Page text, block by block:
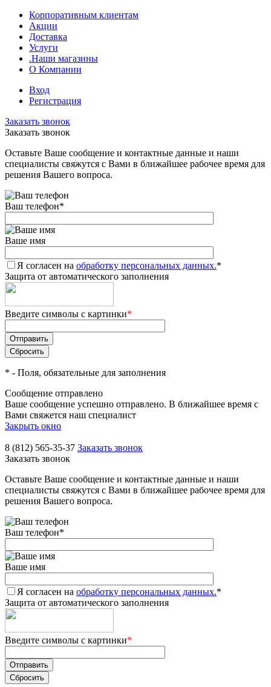
Корпоративным клиентам
Акции
Доставка
Услуги
.Наши магазины
О Компании
Вход
Регистрация
Заказать звонок
Заказать звонок
Оставьте Ваше сообщение и контактные данные и наши
специалисты свяжутся с Вами в ближайшее рабочее время для
решения Вашего вопроса.
Ваш телефон*
Ваше имя
Я согласен на обработку персональных данных.*
Защита от автоматического заполнения
Введите символы с картинки*
* - Поля, обязательные для заполнения
Сообщение отправлено
Ваше сообщение успешно отправлено. В ближайшее время с
Вами свяжется наш специалист
Закрыть окно
8 (812) 565-35-37 Заказать звонок
Заказать звонок
Оставьте Ваше сообщение и контактные данные и наши
специалисты свяжутся с Вами в ближайшее рабочее время для
решения Вашего вопроса.
Ваш телефон*
Ваше имя
Я согласен на обработку персональных данных.*
Защита от автоматического заполнения
Введите символы с картинки*